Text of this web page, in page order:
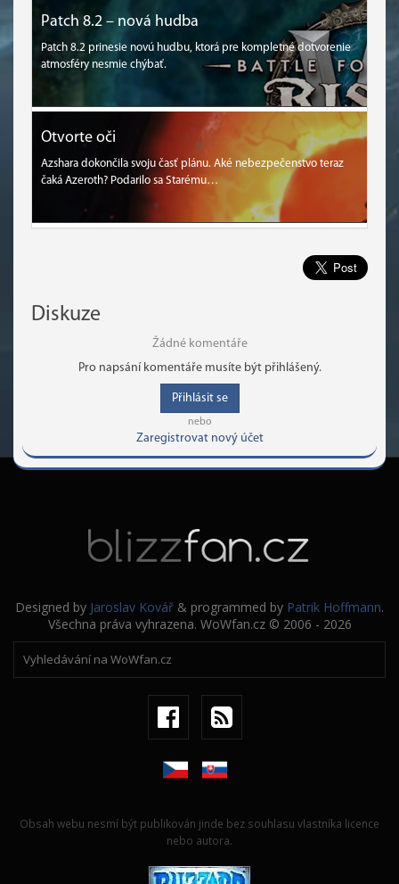
Patch 8.2 – nová hudba
Patch 8.2 prinesie novú hudbu, ktorá pre kompletné dotvorenie
atmosféry nesmie chýbať.
Otvorte oči
Azshara dokončila svoju časť plánu. Aké nebezpečenstvo teraz
čaká Azeroth? Podarilo sa Starému…
Diskuze
Žádné komentáře
Pro napsání komentáře musíte být přihlášený.
Přihlásit se
nebo
Zaregistrovat nový účet
Designed by Jaroslav Kovář & programmed by Patrik Hoffmann.
Všechna práva vyhrazena. WoWfan.cz © 2006 - 2026
Obsah webu nesmí být publikován jinde bez souhlasu vlastníka licence
nebo autora.